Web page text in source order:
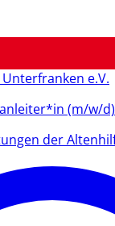
e.V.
(m/w/d)
der